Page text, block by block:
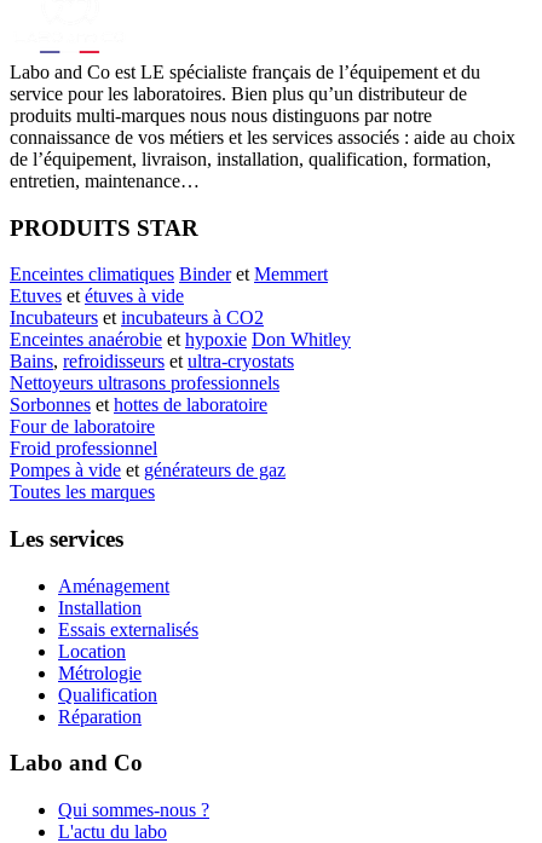
Labo and Co est LE spécialiste français de l’équipement et du
service pour les laboratoires. Bien plus qu’un distributeur de
produits multi-marques nous nous distinguons par notre
connaissance de vos métiers et les services associés : aide au choix
de l’équipement, livraison, installation, qualification, formation,
entretien, maintenance…
PRODUITS STAR
Enceintes climatiques Binderet Memmert
Etuves et étuves à vide
Incubateurs et incubateurs à CO2
Enceintes anaérobie et hypoxie Don Whitley
Bains, refroidisseurs et ultra-cryostats
Nettoyeurs ultrasons professionnels
Sorbonnes et hottes de laboratoire
Four de laboratoire
Froid professionnel
Pompes à vide et générateurs de gaz
Toutes les marques
Les services
Aménagement
Installation
Essais externalisés
Location
Métrologie
Qualification
Réparation
Labo and Co
Qui sommes-nous ?
L'actu du labo